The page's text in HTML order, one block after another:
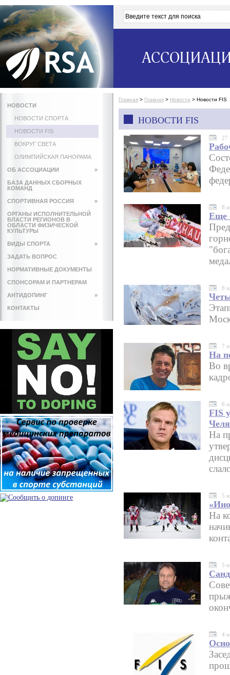
НОВОСТИ
НОВОСТИ СПОРТА
НОВОСТИ FIS
ВОКРУГ СВЕТА
ОЛИМПИЙСКАЯ ПАНОРАМА
ОБ АССОЦИАЦИИ »
БАЗА ДАННЫХ СБОРНЫХ
КОМАНД
СПОРТИВНАЯ РОССИЯ »
ОРГАНЫ ИСПОЛНИТЕЛЬНОЙ
ВЛАСТИ РЕГИОНОВ В
ОБЛАСТИ ФИЗИЧЕСКОЙ
КУЛЬТУРЫ
ВИДЫ СПОРТА »
ЗАДАТЬ ВОПРОС
НОРМАТИВНЫЕ ДОКУМЕНТЫ
СПОНСОРАМ И ПАРТНЕРАМ
АНТИДОПИНГ »
КОНТАКТЫ
Главная > Главная > Новости > Новости FIS
НОВОСТИ FIS
27
8
Еще
8
7
На
Во
6
FIS
На
5
На
5
4